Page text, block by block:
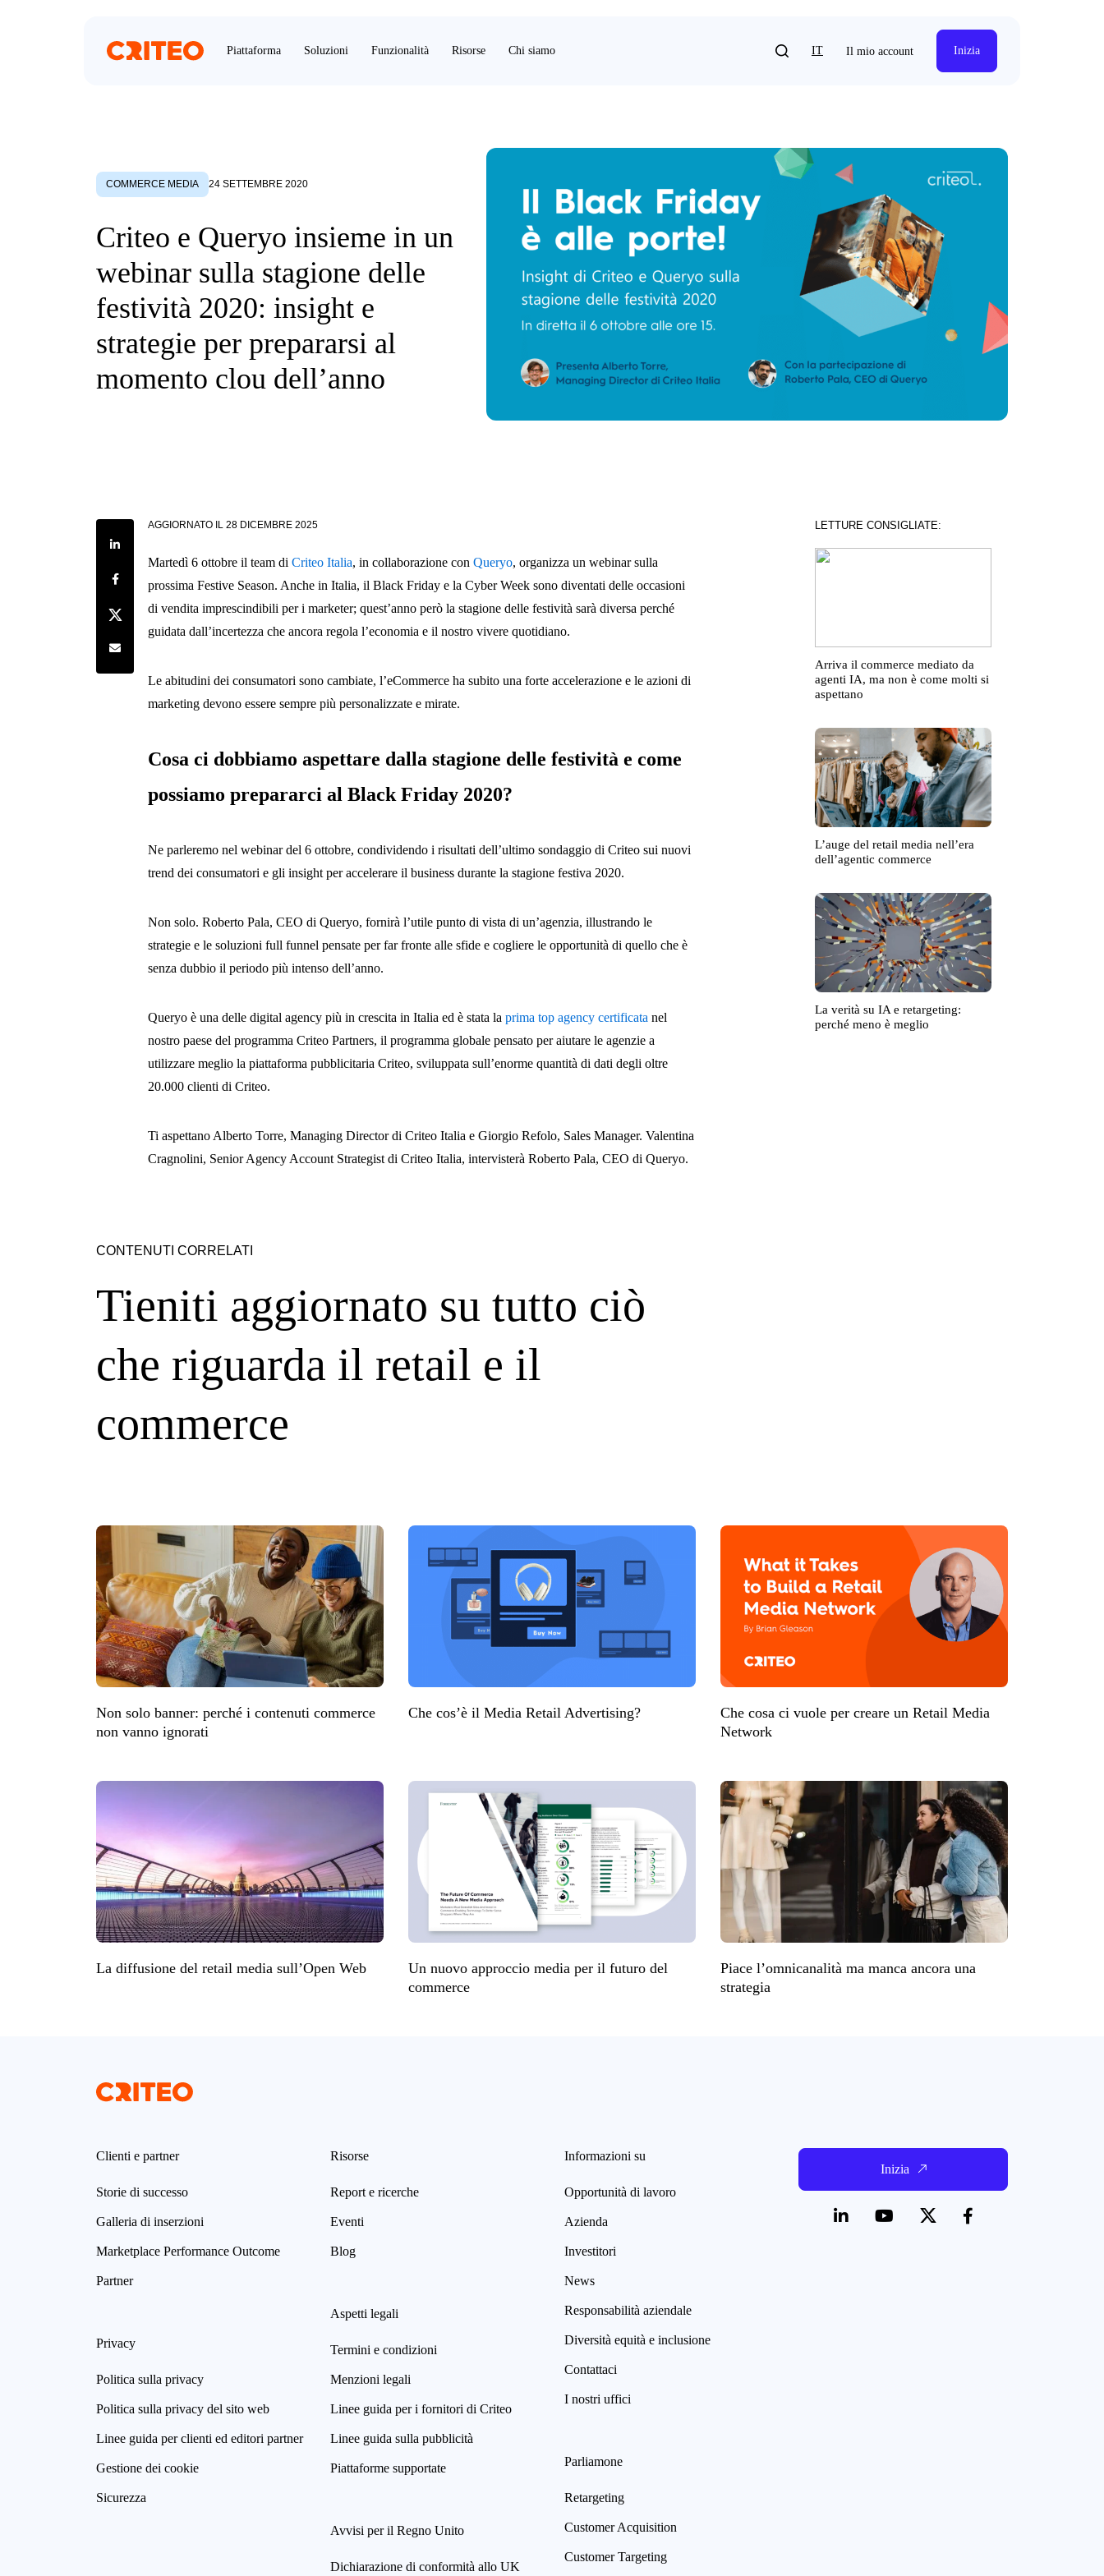
Piattaforma Soluzioni Funzionalità Risorse Chi siamo IT Il mio account Inizia
COMMERCE MEDIA 24 SETTEMBRE 2020
Criteo e Queryo insieme in un
webinar sulla stagione delle
festività 2020: insight e
strategie per prepararsi al
momento clou dell’anno
Share on LinkedIn
Share on Facebook
Share on Twitter
Share by e-mail
AGGIORNATO IL 28 DICEMBRE 2025
Martedì 6 ottobre il team diCriteo Italia, in collaborazione conQueryo, organizza un webinar sulla
prossima Festive Season. Anche in Italia, il Black Friday e la Cyber Week sono diventati delle occasioni
di vendita imprescindibili per i marketer; quest’anno però la stagione delle festività sarà diversa perché
guidata dall’incertezza che ancora regola l’economia e il nostro vivere quotidiano.
Le abitudini dei consumatori sono cambiate, l’eCommerce ha subito una forte accelerazione e le azioni di
marketing devono essere sempre più personalizzate e mirate.
Cosa ci dobbiamo aspettare dalla stagione delle festività e come
possiamo prepararci al Black Friday 2020?
Ne parleremo nel webinar del 6 ottobre, condividendo i risultati dell’ultimo sondaggio di Criteo sui nuovi
trend dei consumatori e gli insight per accelerare il business durante la stagione festiva 2020.
Non solo. Roberto Pala, CEO di Queryo, fornirà l’utile punto di vista di un’agenzia, illustrando le
strategie e le soluzioni full funnel pensate per far fronte alle sfide e cogliere le opportunità di quello che è
senza dubbio il periodo più intenso dell’anno.
Queryo è una delle digital agency più in crescita in Italia ed è stata laprima top agency certificata nel
nostro paese del programma Criteo Partners, il programma globale pensato per aiutare le agenzie a
utilizzare meglio la piattaforma pubblicitaria Criteo, sviluppata sull’enorme quantità di dati degli oltre
20.000 clienti di Criteo.
Ti aspettano Alberto Torre, Managing Director di Criteo Italia e Giorgio Refolo, Sales Manager. Valentina
Cragnolini, Senior Agency Account Strategist di Criteo Italia, intervisterà Roberto Pala, CEO di Queryo.
LETTURE CONSIGLIATE:
Arriva il commerce mediato da
agenti IA, ma non è come molti si
aspettano
L’auge del retail media nell’era
dell’agentic commerce
La verità su IA e retargeting:
perché meno è meglio
CONTENUTI CORRELATI
Tieniti aggiornato su tutto ciò
che riguarda il retail e il
commerce
Non solo banner: perché i contenuti commerce
non vanno ignorati
Che cos’è il Media Retail Advertising?
Che cosa ci vuole per creare un Retail Media
Network
La diffusione del retail media sull’Open Web
Un nuovo approccio media per il futuro del
commerce
Piace l’omnicanalità ma manca ancora una
strategia
Clienti e partner
Storie di successo
Galleria di inserzioni
Marketplace Performance Outcome
Partner
Privacy
Politica sulla privacy
Politica sulla privacy del sito web
Linee guida per clienti ed editori partner
Gestione dei cookie
Sicurezza
Risorse
Report e ricerche
Eventi
Blog
Aspetti legali
Termini e condizioni
Menzioni legali
Linee guida per i fornitori di Criteo
Linee guida sulla pubblicità
Piattaforme supportate
Avvisi per il Regno Unito
Dichiarazione di conformità allo UK
Informazioni su
Opportunità di lavoro
Azienda
Investitori
News
Responsabilità aziendale
Diversità equità e inclusione
Contattaci
I nostri uffici
Parliamone
Retargeting
Customer Acquisition
Customer Targeting
Inizia